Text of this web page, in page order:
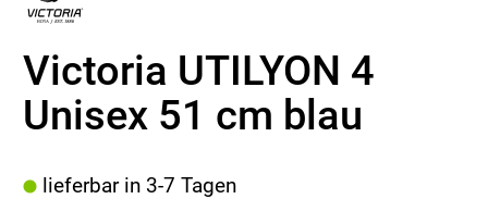
Victoria UTILYON 4
Unisex 51 cm blau
lieferbar in 3-7 Tagen